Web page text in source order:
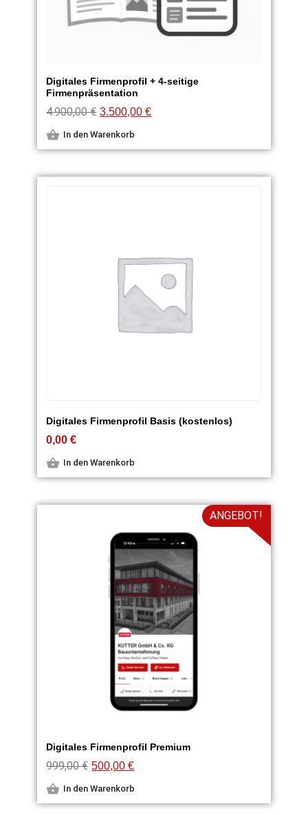
Digitales Firmenprofil + 4-seitige
Firmenpräsentation
4.900,00€ 3.500,00€
In den Warenkorb
Digitales Firmenprofil Basis (kostenlos)
0,00€
In den Warenkorb
ANGEBOT!
Digitales Firmenprofil Premium
999,00€ 500,00€
In den Warenkorb